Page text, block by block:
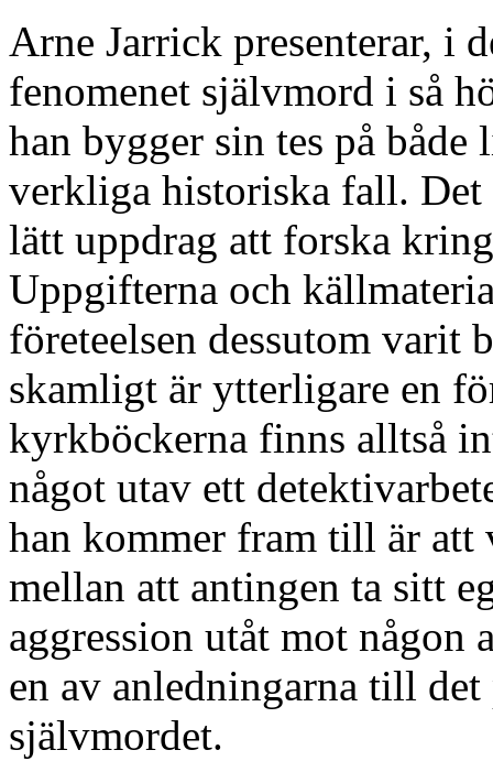
Arne Jarrick presenterar, i
fenomenet självmord i så
han bygger sin tes på
verkliga historiska fall. Det
lätt uppdrag att forska
Uppgifterna och
företeelsen dessutom varit
skamligt är ytterligare en
kyrkböckerna finns alltså
något utav ett
han kommer fram till är att
mellan att antingen ta sitt
aggression utåt mot någon
en av anledningarna till
självmordet.